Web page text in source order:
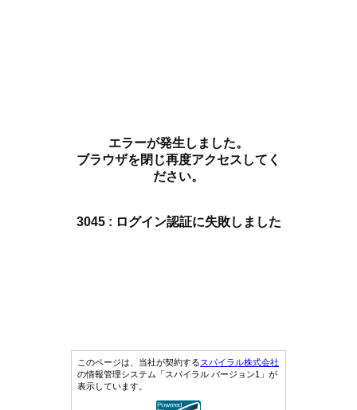
エラーが発生しました。
ブラウザを閉じ再度アクセスしてく
ださい。
3045 : ログイン認証に失敗しました
このページは、当社が契約するスパイラル株式会社
の情報管理システム「スパイラル バージョン1」が
表示しています。